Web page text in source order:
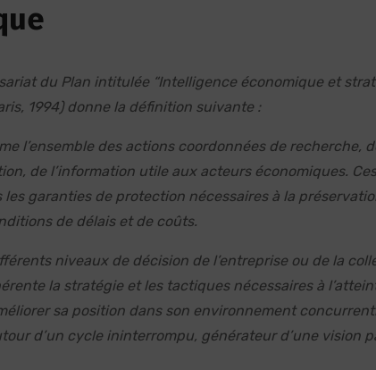
du Plan intitulée “Intelligence économique et
1994) donne la définition suivante :
l’ensemble des actions coordonnées de recherche,
de l’information utile aux acteurs économiques.
garanties de protection nécessaires à la
de délais et de coûts.
niveaux de décision de l’entreprise ou de la
la stratégie et les tactiques nécessaires à
sa position dans son environnement
d’un cycle ininterrompu, générateur d’une vision